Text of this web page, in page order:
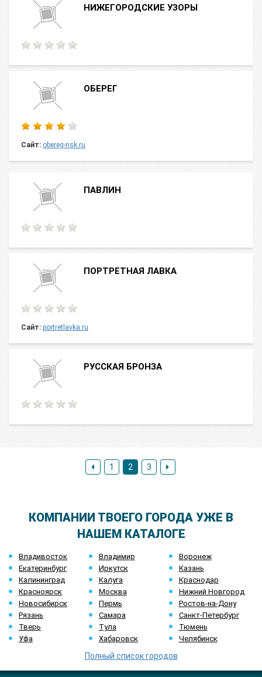
НИЖЕГОРОДСКИЕ УЗОРЫ
ОБЕРЕГ
Сайт: obereg-nsk.ru
ПАВЛИН
ПОРТРЕТНАЯ ЛАВКА
Сайт: portretlavka.ru
РУССКАЯ БРОНЗА
1 2 3
КОМПАНИИ ТВОЕГО ГОРОДА УЖЕ В
НАШЕМ КАТАЛОГЕ
Владивосток Владимир
Воронеж
Екатеринбург
Иркутск
Казань
Калининград
Калуга
Краснодар
Красноярск
Москва
Нижний Новгород
Новосибирск
Пермь
Ростов-на-Дону
Рязань
Самара
Санкт-Петербург
Тверь
Тула
Тюмень
Уфа
Хабаровск Челябинск
Полный список городов